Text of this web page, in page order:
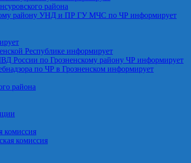
района
району УНД и ПР ГУ МЧС по ЧР информирует
Республике информирует
России по Грозненскому району ЧР информирует
по ЧР в Грозненском информирует
района
комиссия
комиссия